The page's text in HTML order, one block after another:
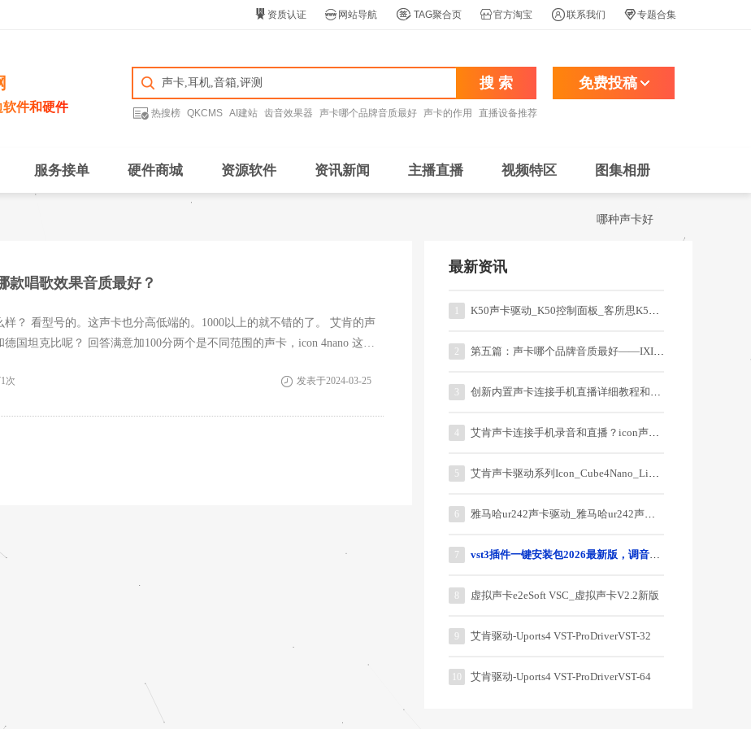
 资质认证  网站导航  TAG聚合页 官方淘宝 联系我们 专题合集
件和硬件
搜 索 免费投稿
 热搜榜 QKCMS AI建站 齿音效果器 声卡哪个品牌音质最好 声卡的作用 直播设备推荐
服务接单 硬件商城 资源软件 资讯新闻 主播直播 视频特区 图集相册
哪种声卡好
款唱歌效果音质最好？
样？ 看型号的。这声卡也分高低端的。1000以上的就不错的了。 艾肯的声
德国坦克比呢？ 回答满意加100分两个是不同范围的声卡，icon 4nano 这个
次  发表于2024-03-25
最新资讯
K50声卡驱动_K50控制面板_客所思K50一键音效
2 第五篇：声卡哪个品牌音质最好——IXI系列的直播、录音声卡
3 创新内置声卡连接手机直播详细教程和说明
4 艾肯声卡连接手机录音和直播？icon声卡连接手机教程？
5 艾肯声卡驱动系列Icon_Cube4Nano_Live_3.0.0.5
6 雅马哈ur242声卡驱动_雅马哈ur242声卡驱动器
7 vst3插件一键安装包2026最新版，调音师御用64位插件
虚拟声卡e2eSoft VSC_虚拟声卡V2.2新版
9 艾肯驱动-Uports4 VST-ProDriverVST-32
艾肯驱动-Uports4 VST-ProDriverVST-64